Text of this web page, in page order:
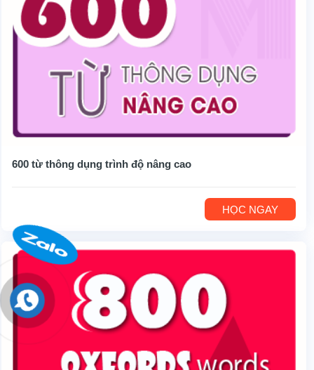
600 từ thông dụng trình độ nâng cao
HỌC NGAY